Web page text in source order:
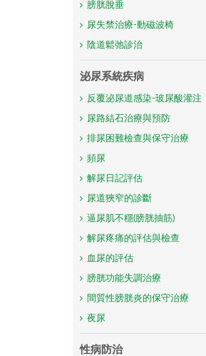
膀胱脫垂
尿失禁治療-動磁波椅
陰道鬆弛診治
泌尿系統疾病
反覆泌尿道感染-玻尿酸灌注
尿路結石治療與預防
排尿困難檢查與保守治療
頻尿
解尿日記評估
尿道狹窄的診斷
逼尿肌不穩(膀胱抽筋)
解尿疼痛的評估與檢查
血尿的評估
膀胱功能失調治療
間質性膀胱炎的保守治療
夜尿
性病防治